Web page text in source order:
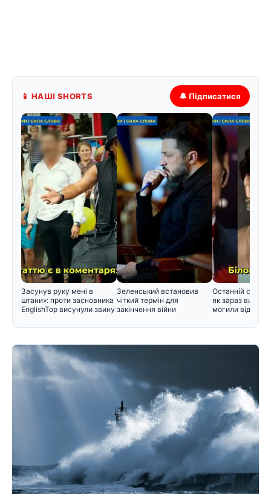
📱 НАШІ SHORTS 🔔 Підписатися
Засунув руку мені в
штани»: проти засновника
EnglishTop висунули звину
Зеленський встановив
чіткий термін для
закінчення війни
Останній
як зараз
могили відомих